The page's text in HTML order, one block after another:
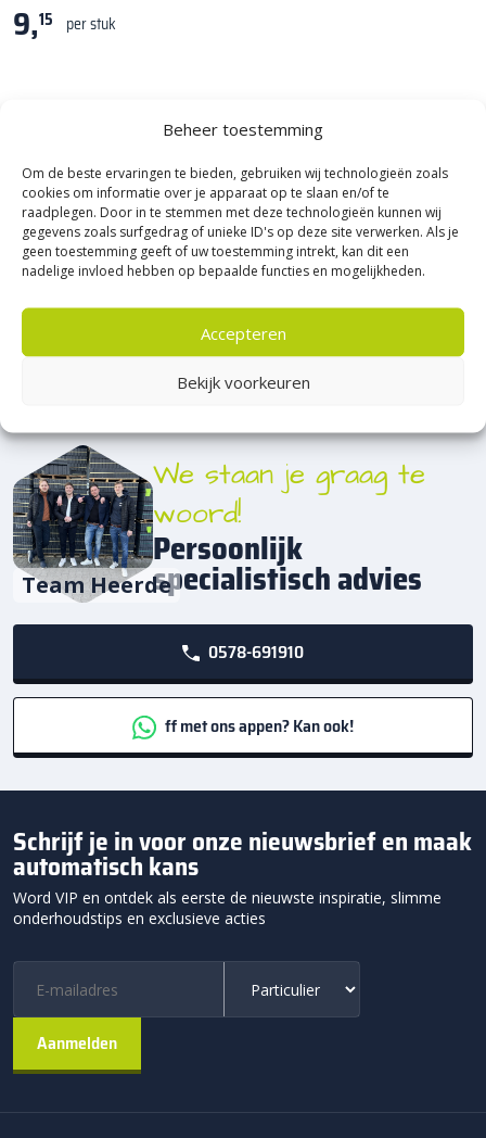
Beheer toestemming
Om de beste ervaringen te bieden, gebruiken wij technologieën zoals
cookies om informatie over je apparaat op te slaan en/of te
raadplegen. Door in te stemmen met deze technologieën kunnen wij
gegevens zoals surfgedrag of unieke ID's op deze site verwerken. Als je
geen toestemming geeft of uw toestemming intrekt, kan dit een
nadelige invloed hebben op bepaalde functies en mogelijkheden.
Accepteren
Bekijk voorkeuren
9,15 per stuk
Team Heerde
We staan je graag te
woord!
Persoonlijk
specialistisch advies
0578-691910
ff met ons appen? Kan ook!
Schrijf je in voor onze nieuwsbrief en maak
automatisch kans
Word VIP en ontdek als eerste de nieuwste inspiratie, slimme
onderhoudstips en exclusieve acties